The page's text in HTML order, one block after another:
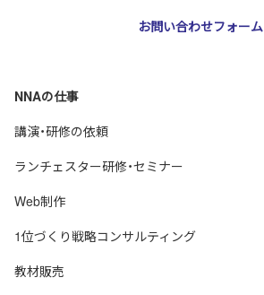
お問い合わせフォーム
NNAの仕事
講演・研修の依頼
ランチェスター研修・セミナー
Web制作
1位づくり戦略コンサルティング
教材販売